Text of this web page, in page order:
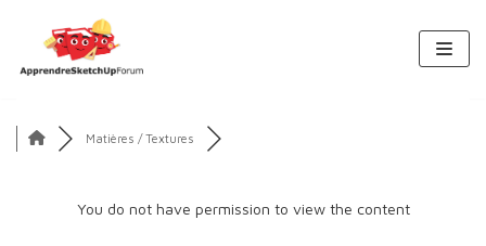
Matières / Textures
You do not have permission to view the content